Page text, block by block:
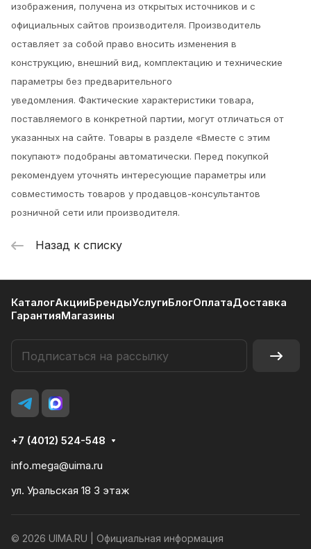
изображения, получена из открытых источников и с
официальных сайтов производителя. Производитель
оставляет за собой право вносить изменения в
конструкцию, внешний вид, комплектацию и технические
параметры без предварительного
уведомления. Фактические характеристики товара,
поставляемого в конкретной партии, могут отличаться от
указанных на сайте. Товары в разделе «Вместе с этим
покупают» подобраны автоматически. Перед покупкой
рекомендуем уточнять интересующие параметры или
совместимость товаров у продавцов-консультантов
розничной сети или производителя.
Назад к списку
КаталогАкцииБрендыУслугиБлогОплатаДоставка
ГарантияМагазины
+7 (4012) 524-548
info.mega@uima.ru
ул. Уральская 18 3 этаж
© 2026 UIMA.RU | Официальная информация